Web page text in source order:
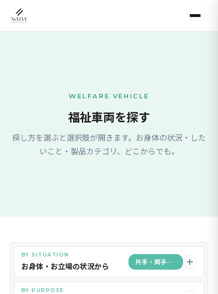
WELFARE VEHICLE
福祉車両を探す
探し方を選ぶと選択肢が開きます。お身体の状況・した
いこと・製品カテゴリ、どこからでも。
BY SITUATION
お身体・お立場の状況から 片手・両手が不自由
BY PURPOSE